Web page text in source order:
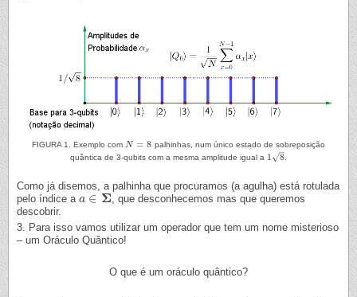
FIGURA 1. Exemplo comN = 8
N= 8
palhinhas, num único estado de sobreposição
quântica de 3-qubits com a mesma amplitude igual a 1 8
–
√
18 .
Como já disemos, a palhinha que procuramos (a agulha) está rotulada
pelo índice a a ∈ Σ
a∈Σ
, que desconhecemos mas que queremos
descobrir.
3. Para isso vamos utilizar um operador que tem um nome misterioso
– um Oráculo Quântico!
O que é um oráculo quântico?